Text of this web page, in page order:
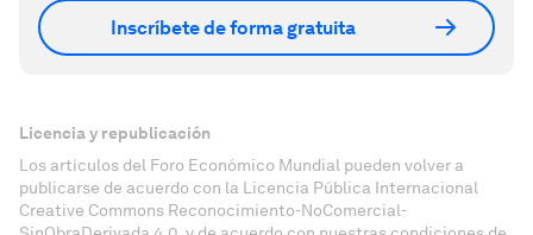
Inscríbete de forma gratuita
Licencia y republicación
Los artículos del Foro Económico Mundial pueden volver a
publicarse de acuerdo con la Licencia Pública Internacional
Creative Commons Reconocimiento-NoComercial-